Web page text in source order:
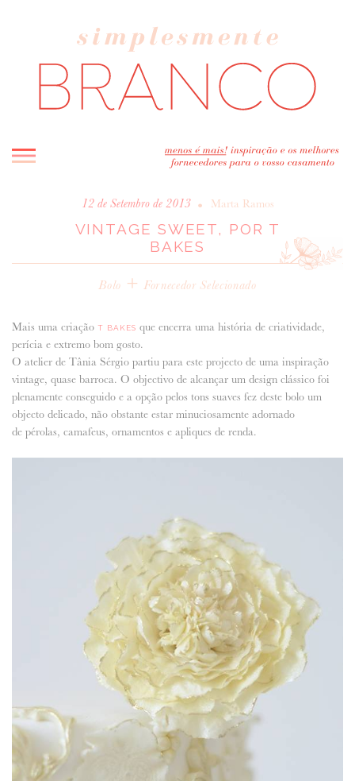
INICIO
BLOG
MELHOR INSPIRAÇÃO
CASAVA-ME AQUI!
FORNECEDORES RECOMENDADOS
ANUNCIE CONNOSCO
12 de Setembro de 2013 • Marta Ramos
VINTAGE SWEET, POR T
BAKES
Bolo + Fornecedor Selecionado
Mais uma criação T BAKES que encerra uma história de criatividade,
perícia e extremo bom gosto.
O atelier de Tânia Sérgio partiu para este projecto de uma inspiração
vintage, quase barroca. O objectivo de alcançar um design clássico foi
plenamente conseguido e a opção pelos tons suaves fez deste bolo um
objecto delicado, não obstante estar minuciosamente adornado
de pérolas, camafeus, ornamentos e apliques de renda.